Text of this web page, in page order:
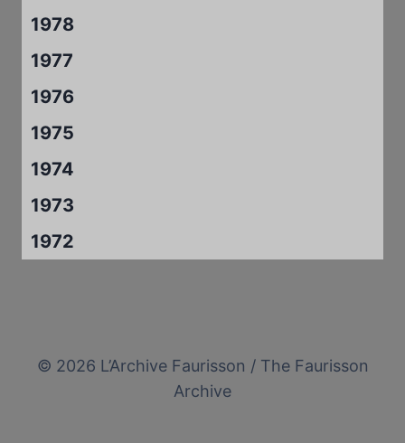
1978
1977
1976
1975
1974
1973
1972
© 2026 L’Archive Faurisson / The Faurisson
Archive